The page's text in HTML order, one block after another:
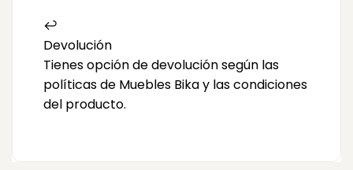
↩️
Devolución
Tienes opción de devolución según las
políticas de Muebles Bika y las condiciones
del producto.